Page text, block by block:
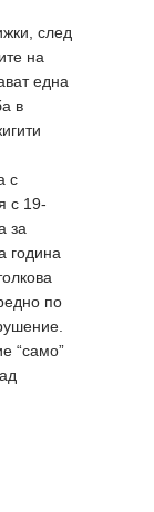
след
на
една
в
с
с 19-
за
година
по
“само”